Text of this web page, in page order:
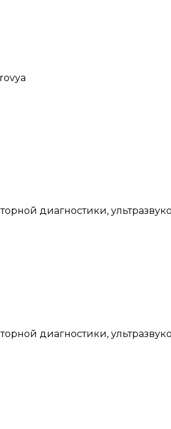
диагностики,
диагностики,